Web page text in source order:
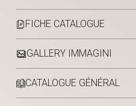
FICHE CATALOGUE
GALLERY IMMAGINI
CATALOGUE GÉNÉRAL